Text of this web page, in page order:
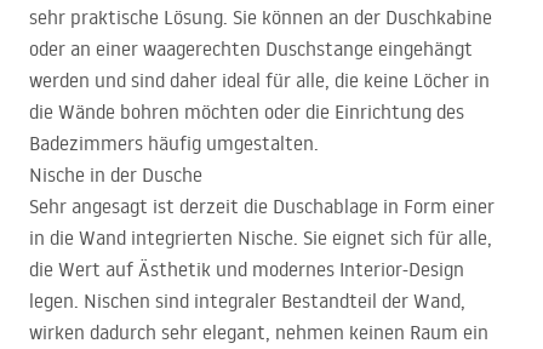
sehr praktische Lösung. Sie können an der Duschkabine
oder an einer waagerechten Duschstange eingehängt
werden und sind daher ideal für alle, die keine Löcher in
die Wände bohren möchten oder die Einrichtung des
Badezimmers häufig umgestalten.
Nische in der Dusche
Sehr angesagt ist derzeit die Duschablage in Form einer
in die Wand integrierten Nische. Sie eignet sich für alle,
die Wert auf Ästhetik und modernes Interior-Design
legen. Nischen sind integraler Bestandteil der Wand,
wirken dadurch sehr elegant, nehmen keinen Raum ein